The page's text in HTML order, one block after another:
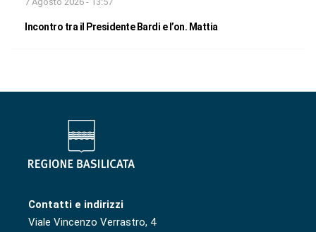
Incontro tra il Presidente Bardi e l’on. Mattia
Contatti e indirizzi
Viale Vincenzo Verrastro, 4